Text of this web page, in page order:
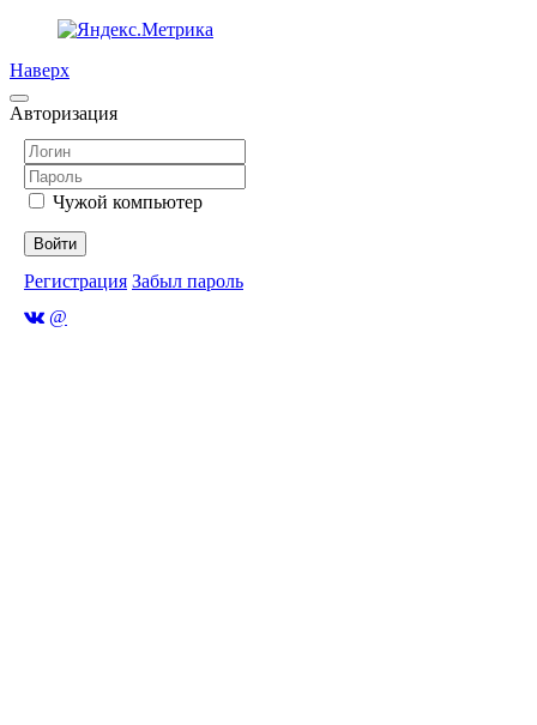
Наверх
Авторизация
Чужой компьютер
Войти
Регистрация Забыл пароль
@